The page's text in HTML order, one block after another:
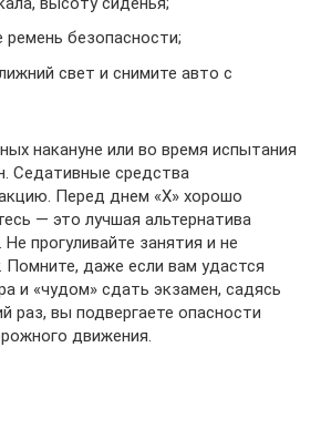
ремень безопасности;
свет и снимите авто с
накануне или во время испытания
Седативные средства
Перед днем «Х» хорошо
— это лучшая альтернатива
прогуливайте занятия и не
Помните, даже если вам удастся
и «чудом» сдать экзамен, садясь
раз, вы подвергаете опасности
движения.